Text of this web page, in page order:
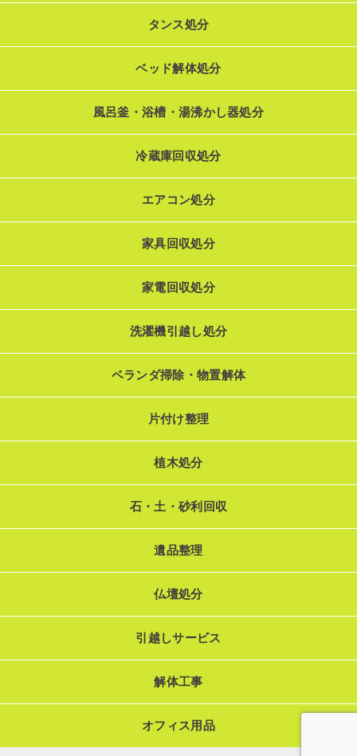
タンス処分
ベッド解体処分
風呂釜・浴槽・湯沸かし器処分
冷蔵庫回収処分
エアコン処分
家具回収処分
家電回収処分
洗濯機引越し処分
ベランダ掃除・物置解体
片付け整理
植木処分
石・土・砂利回収
遺品整理
仏壇処分
引越しサービス
解体工事
オフィス用品